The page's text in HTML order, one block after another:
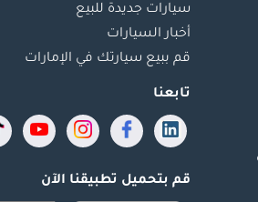
سيارات جديدة للبيع
أخبار السيارات
قم ببيع سيارتك في الإمارات
تابعنا
قم بتحميل تطبيقنا الآن